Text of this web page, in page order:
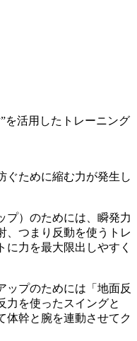
を活用したトレーニング
ぐために縮む力が発生し
プ）のためには、瞬発力
、つまり反動を使うトレ
に力を最大限出しやすく
ップのためには「地面反
力を使ったスイングと
体幹と腕を連動させてク